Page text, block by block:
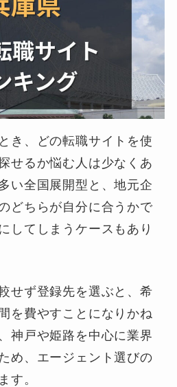
き、どの転職サイトを使
せるか悩む人は少なくあ
い全国展開型と、地元企
どちらが自分に合うかで
してしまうケースもあり
せず登録先を選ぶと、希
を費やすことになりかね
神戸や姫路を中心に業界
め、エージェント選びの
す。